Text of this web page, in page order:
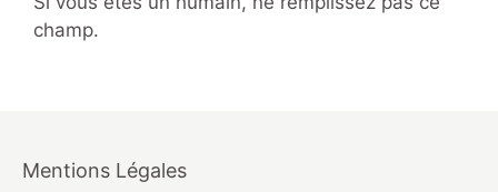
champ.
Mentions Légales